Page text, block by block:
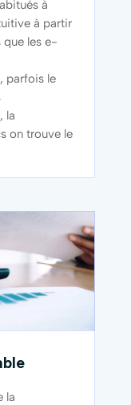
à
à partir
que les e-
parfois le
la
on trouve le
la